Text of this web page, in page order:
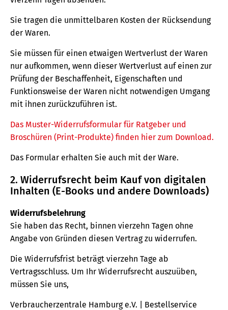
Sie tragen die unmittelbaren Kosten der Rücksendung
der Waren.
Sie müssen für einen etwaigen Wertverlust der Waren
nur aufkommen, wenn dieser Wertverlust auf einen zur
Prüfung der Beschaffenheit, Eigenschaften und
Funktionsweise der Waren nicht notwendigen Umgang
mit ihnen zurückzuführen ist.
Das Muster-Widerrufsformular für Ratgeber und
Broschüren (Print-Produkte) finden hier zum Download.
Das Formular erhalten Sie auch mit der Ware.
2. Widerrufsrecht beim Kauf von digitalen
Inhalten (E-Books und andere Downloads)
Widerrufsbelehrung
Sie haben das Recht, binnen vierzehn Tagen ohne
Angabe von Gründen diesen Vertrag zu widerrufen.
Die Widerrufsfrist beträgt vierzehn Tage ab
Vertragsschluss. Um Ihr Widerrufsrecht auszuüben,
müssen Sie uns,
Verbraucherzentrale Hamburg e.V. | Bestellservice